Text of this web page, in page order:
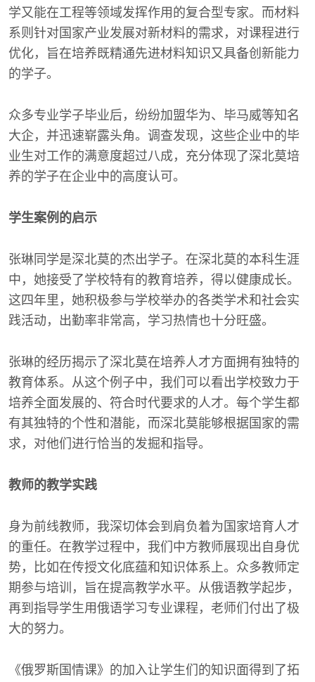
学又能在工程等领域发挥作用的复合型专家。而材料
系则针对国家产业发展对新材料的需求，对课程进行
优化，旨在培养既精通先进材料知识又具备创新能力
的学子。
众多专业学子毕业后，纷纷加盟华为、毕马威等知名
大企，并迅速崭露头角。调查发现，这些企业中的毕
业生对工作的满意度超过八成，充分体现了深北莫培
养的学子在企业中的高度认可。
学生案例的启示
张琳同学是深北莫的杰出学子。在深北莫的本科生涯
中，她接受了学校特有的教育培养，得以健康成长。
这四年里，她积极参与学校举办的各类学术和社会实
践活动，出勤率非常高，学习热情也十分旺盛。
张琳的经历揭示了深北莫在培养人才方面拥有独特的
教育体系。从这个例子中，我们可以看出学校致力于
培养全面发展的、符合时代要求的人才。每个学生都
有其独特的个性和潜能，而深北莫能够根据国家的需
求，对他们进行恰当的发掘和指导。
教师的教学实践
身为前线教师，我深切体会到肩负着为国家培育人才
的重任。在教学过程中，我们中方教师展现出自身优
势，比如在传授文化底蕴和知识体系上。众多教师定
期参与培训，旨在提高教学水平。从俄语教学起步，
再到指导学生用俄语学习专业课程，老师们付出了极
大的努力。
《俄罗斯国情课》的加入让学生们的知识面得到了拓